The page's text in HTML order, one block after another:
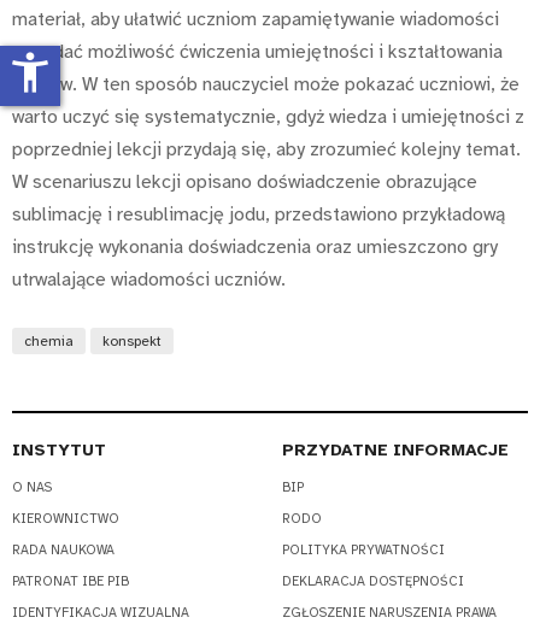
materiał, aby ułatwić uczniom zapamiętywanie wiadomości
oraz dać możliwość ćwiczenia umiejętności i kształtowania
postaw. W ten sposób nauczyciel może pokazać uczniowi, że
warto uczyć się systematycznie, gdyż wiedza i umiejętności z
poprzedniej lekcji przydają się, aby zrozumieć kolejny temat.
W scenariuszu lekcji opisano doświadczenie obrazujące
sublimację i resublimację jodu, przedstawiono przykładową
instrukcję wykonania doświadczenia oraz umieszczono gry
utrwalające wiadomości uczniów.
chemia konspekt
INSTYTUT
O NAS
KIEROWNICTWO
RADA NAUKOWA
PATRONAT IBE PIB
IDENTYFIKACJA WIZUALNA
PRZYDATNE INFORMACJE
BIP
RODO
POLITYKA PRYWATNOŚCI
DEKLARACJA DOSTĘPNOŚCI
ZGŁOSZENIE NARUSZENIA PRAWA
accessibility_new